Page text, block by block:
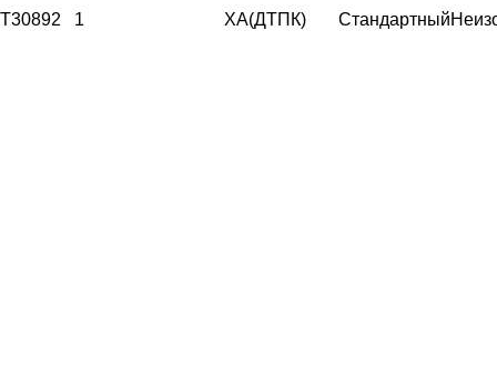
T30892 1 ХА(ДТПК) Стандартный